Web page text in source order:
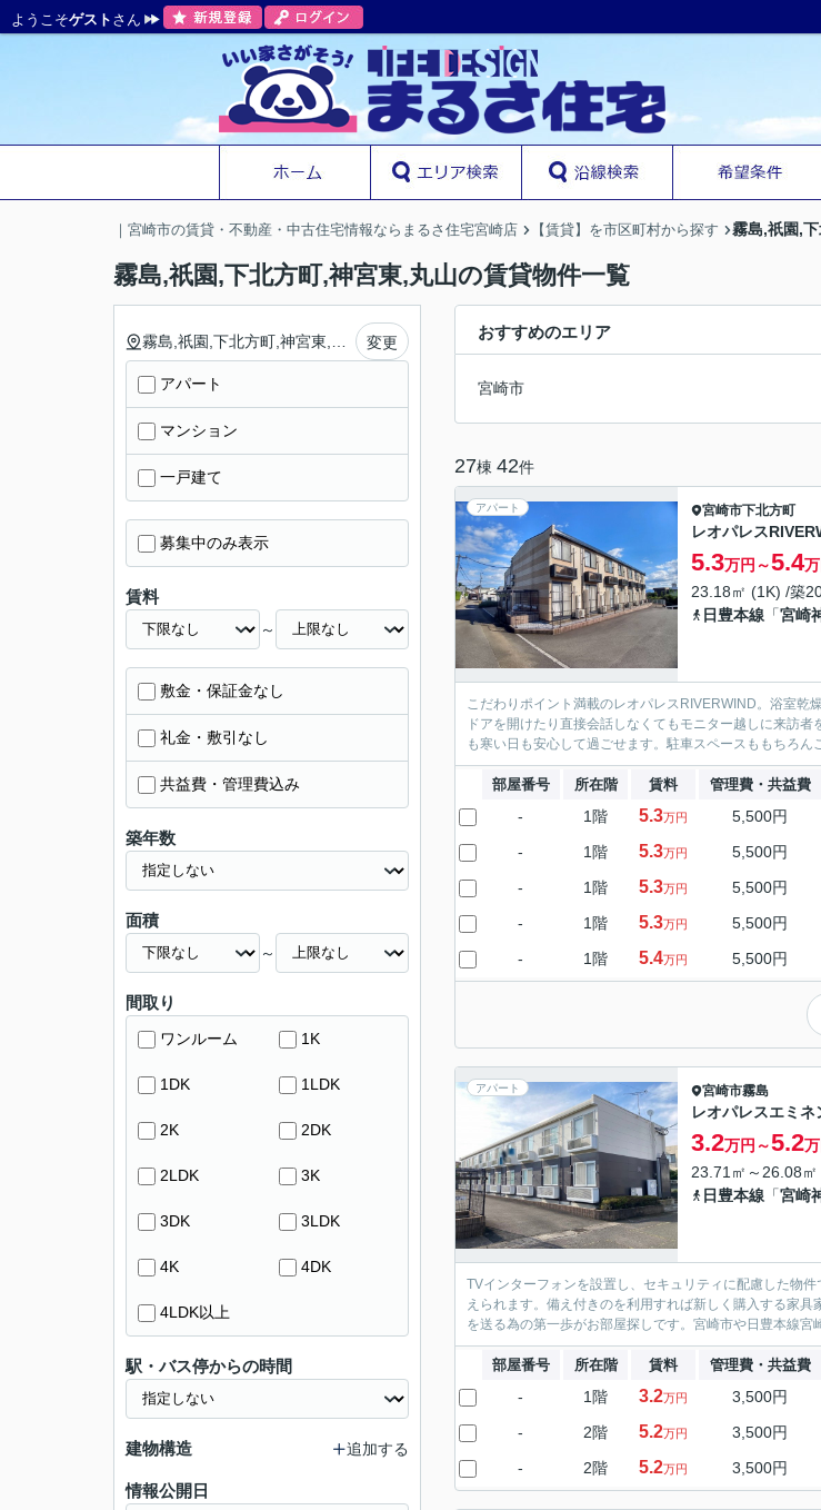
ようこそゲスト さん
｜宮崎市の賃貸・不動産・中古住宅情報ならまるさ住宅宮崎店 【賃貸】を市区町村から探す 霧島,祇園,
霧島,祇園,下北方町,神宮東,丸山の賃貸物件一覧
おすすめのエリア
宮崎市
27棟 42件
アパート 宮崎市下北方町
レオパレス
5.3万円～5.4
23.18㎡ (1K) /築
日豊本線 「宮崎
こだわりポイント満載のレオパレスRIVERWIND。浴室乾
ドアを開けたり直接会話しなくてもモニター越しに来訪
も寒い日も安心して過ごせます。駐車スペースももちろ
部屋番号 所在階 賃料 管理費・共益費
- 1階 5.3万円 5,500円
- 1階 5.3万円 5,500円
- 1階 5.3万円 5,500円
- 1階 5.3万円 5,500円
- 1階 5.4万円 5,500円
アパート 宮崎市霧島
レオパレスエミネ
3.2万円～5.2
23.71㎡～26.08
日豊本線 「宮崎
TVインターフォンを設置し、セキュリティに配慮した物
えられます。備え付きのを利用すれば新しく購入する家
を送る為の第一歩がお部屋探しです。宮崎市や日豊本線
部屋番号 所在階 賃料 管理費・共益費
- 1階 3.2万円 3,500円
- 2階 5.2万円 3,500円
- 2階 5.2万円 3,500円
変更
アパート
マンション
一戸建て
募集中のみ表示
賃料
～
敷金・保証金なし
礼金・敷引なし
共益費・管理費込み
築年数
面積
～
間取り
ワンルーム 1K
1DK 1LDK
2K 2DK
2LDK 3K
3DK 3LDK
4K 4DK
4LDK以上
駅・バス停からの時間
建物構造 追加する
情報公開日